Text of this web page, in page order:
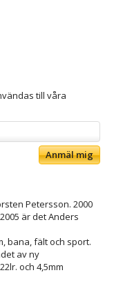
till våra
Anmäl mig
Petersson. 2000
är det Anders
bana, fält och sport.
av ny
och 4,5mm